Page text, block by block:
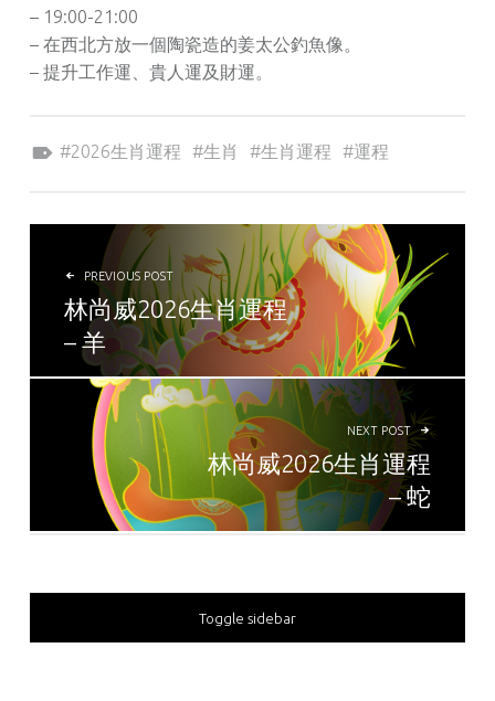
– 19:00-21:00
– 在西北方放一個陶瓷造的姜太公釣魚像。
– 提升工作運、貴人運及財運。
2026生肖運程
生肖 生肖運程 運程
POST NAVIGATION
PREVIOUS POST
林尚威2026生肖運程
– 羊
NEXT POST
林尚威2026生肖運程
– 蛇
SIDEBAR
Toggle sidebar